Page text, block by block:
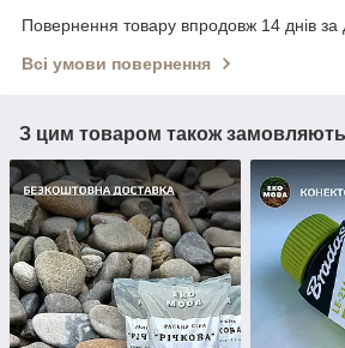
Повернення товару впродовж 14 днів за
Всі умови повернення
З цим товаром також замовляють